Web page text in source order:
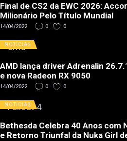
Final de CS2 da EWC 2026:
Milionário Pelo Título Mundial
14/04/2022 0 0
NOTÍCIAS
AMD lança driver Adrenalin
e nova Radeon RX 9050
14/04/2022 0 0
NOTÍCIAS
Bethesda Celebra 40 Anos com
e Retorno Triunfal da Nuka Girl